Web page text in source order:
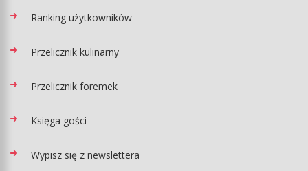
Ranking użytkowników
Przelicznik kulinarny
Przelicznik foremek
Księga gości
Wypisz się z newslettera